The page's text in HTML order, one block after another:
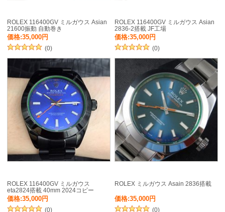
ROLEX 116400GV ミルガウス Asian
21600振動 自動巻き
価格:35,000円
(0)
ROLEX 116400GV ミルガウス Asian
2836-2搭載 JF工場
価格:35,000円
(0)
ROLEX 116400GV ミルガウス
eta2824搭載 40mm 2024コピー
価格:35,000円
(0)
ROLEX ミルガウス Asain 2836搭載
価格:35,000円
(0)